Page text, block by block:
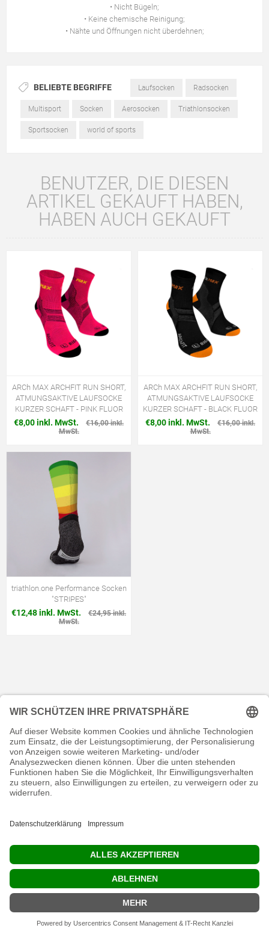
• Nicht Bügeln;
• Keine chemische Reinigung;
• Nähte und Öffnungen nicht überdehnen;
BELIEBTE BEGRIFFE Laufsocken Radsocken
Multisport Socken Aerosocken Triathlonsocken
Sportsocken world of sports
BENUTZER, DIE DIESEN
ARTIKEL GEKAUFT HABEN,
HABEN AUCH GEKAUFT
ARCh MAX ARCHFIT RUN SHORT,
ATMUNGSAKTIVE LAUFSOCKE
KURZER SCHAFT - PINK FLUOR
€8,00 inkl. MwSt.
€16,00 inkl.
MwSt.
ARCh MAX ARCHFIT RUN SHORT,
ATMUNGSAKTIVE LAUFSOCKE
KURZER SCHAFT - BLACK FLUOR
€8,00 inkl. MwSt.
€16,00 inkl.
MwSt.
triathlon.one Performance Socken
"STRIPES"
€12,48 inkl. MwSt.
€24,95 inkl.
MwSt.
KONTAKT
RECHTLICHES
INFORMATIVES
MEIN KONTO